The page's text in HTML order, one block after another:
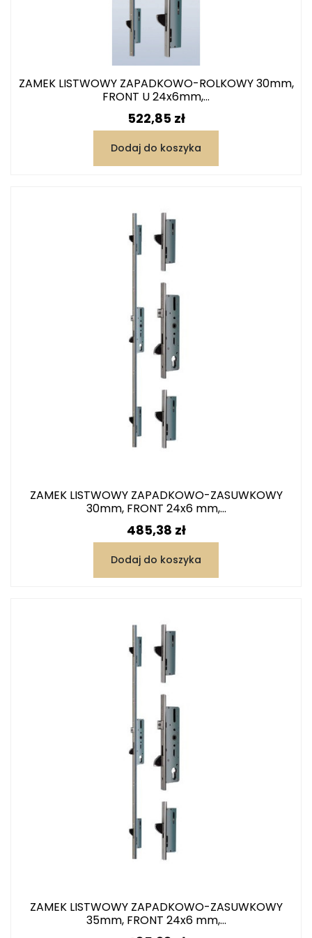
ZAMEK LISTWOWY ZAPADKOWO-ROLKOWY 30mm,
FRONT U 24x6mm,...
Cena
522,85 zł
Dodaj do koszyka
ZAMEK LISTWOWY ZAPADKOWO-ZASUWKOWY
30mm, FRONT 24x6 mm,...
Cena
485,38 zł
Dodaj do koszyka
ZAMEK LISTWOWY ZAPADKOWO-ZASUWKOWY
35mm, FRONT 24x6 mm,...